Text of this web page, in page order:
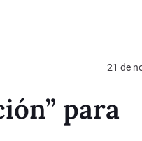
21 de
para